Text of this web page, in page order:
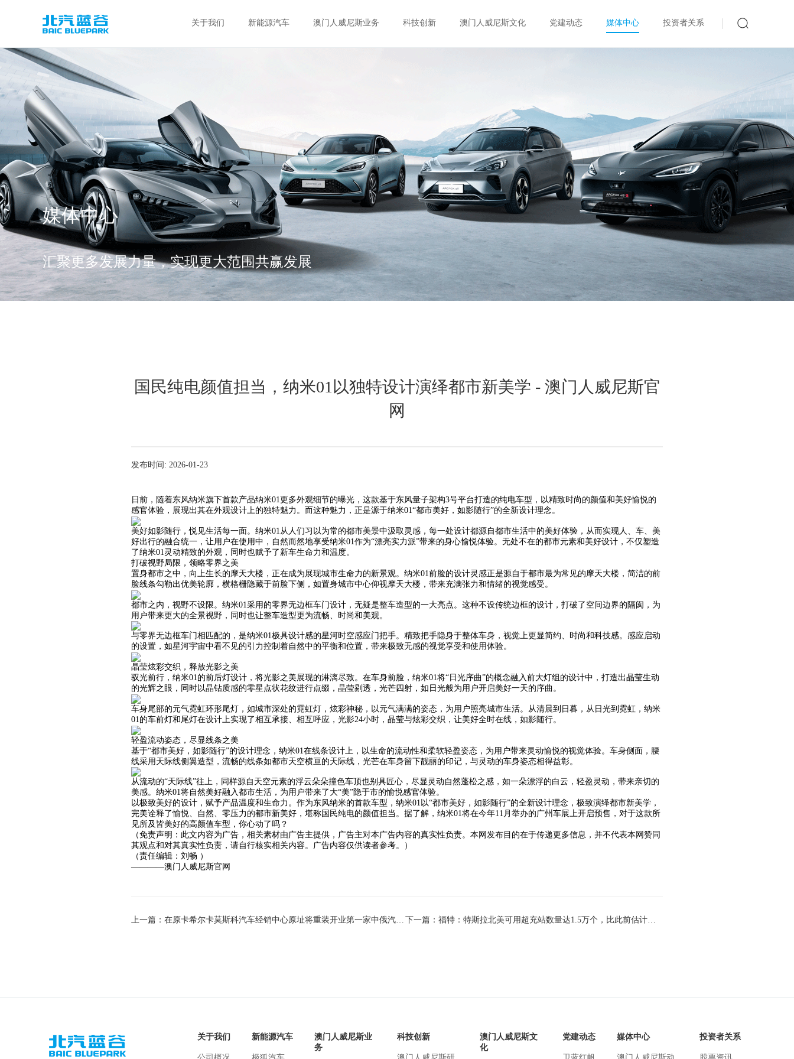
关于我们 新能源汽车 澳门人威尼斯业务 科技创新 澳门人威尼斯文化 党建动态 媒体中心 投资者关系
媒体中心
汇聚更多发展力量，实现更大范围共赢发展
国民纯电颜值担当，纳米01以独特设计演绎都市新美学 - 澳门人威尼斯官
网
发布时间: 2026-01-23
日前，随着东风纳米旗下首款产品纳米01更多外观细节的曝光，这款基于东风量子架构3号平台打造的纯电车型，以精致时尚的颜值和美好愉悦的
感官体验，展现出其在外观设计上的独特魅力。而这种魅力，正是源于纳米01“都市美好，如影随行”的全新设计理念。
美好如影随行，悦见生活每一面。纳米01从人们习以为常的都市美景中汲取灵感，每一处设计都源自都市生活中的美好体验，从而实现人、车、美
好出行的融合统一，让用户在使用中，自然而然地享受纳米01作为“漂亮实力派”带来的身心愉悦体验。无处不在的都市元素和美好设计，不仅塑造
了纳米01灵动精致的外观，同时也赋予了新车生命力和温度。
打破视野局限，领略零界之美
置身都市之中，向上生长的摩天大楼，正在成为展现城市生命力的新景观。纳米01前脸的设计灵感正是源自于都市最为常见的摩天大楼，简洁的前
脸线条勾勒出优美轮廓，横格栅隐藏于前脸下侧，如置身城市中心仰视摩天大楼，带来充满张力和情绪的视觉感受。
都市之内，视野不设限。纳米01采用的零界无边框车门设计，无疑是整车造型的一大亮点。这种不设传统边框的设计，打破了空间边界的隔阂，为
用户带来更大的全景视野，同时也让整车造型更为流畅、时尚和美观。
与零界无边框车门相匹配的，是纳米01极具设计感的星河时空感应门把手。精致把手隐身于整体车身，视觉上更显简约、时尚和科技感。感应启动
的设置，如星河宇宙中看不见的引力控制着自然中的平衡和位置，带来极致无感的视觉享受和使用体验。
晶莹炫彩交织，释放光影之美
驭光前行，纳米01的前后灯设计，将光影之美展现的淋漓尽致。在车身前脸，纳米01将“日光序曲”的概念融入前大灯组的设计中，打造出晶莹生动
的光辉之眼，同时以晶钻质感的零星点状花纹进行点缀，晶莹剔透，光芒四射，如日光般为用户开启美好一天的序曲。
车身尾部的元气霓虹环形尾灯，如城市深处的霓虹灯，炫彩神秘，以元气满满的姿态，为用户照亮城市生活。从清晨到日暮，从日光到霓虹，纳米
01的车前灯和尾灯在设计上实现了相互承接、相互呼应，光影24小时，晶莹与炫彩交织，让美好全时在线，如影随行。
轻盈流动姿态，尽显线条之美
基于“都市美好，如影随行”的设计理念，纳米01在线条设计上，以生命的流动性和柔软轻盈姿态，为用户带来灵动愉悦的视觉体验。车身侧面，腰
线采用天际线侧翼造型，流畅的线条如都市天空横亘的天际线，光芒在车身留下靓丽的印记，与灵动的车身姿态相得益彰。
从流动的“天际线”往上，同样源自天空元素的浮云朵朵撞色车顶也别具匠心，尽显灵动自然蓬松之感，如一朵漂浮的白云，轻盈灵动，带来亲切的
美感。纳米01将自然美好融入都市生活，为用户带来了大“美”隐于市的愉悦感官体验。
以极致美好的设计，赋予产品温度和生命力。作为东风纳米的首款车型，纳米01以“都市美好，如影随行”的全新设计理念，极致演绎都市新美学，
完美诠释了愉悦、自然、零压力的都市新美好，堪称国民纯电的颜值担当。据了解，纳米01将在今年11月举办的广州车展上开启预售，对于这款所
见所及皆美好的高颜值车型，你心动了吗？
（免责声明：此文内容为广告，相关素材由广告主提供，广告主对本广告内容的真实性负责。本网发布目的在于传递更多信息，并不代表本网赞同
其观点和对其真实性负责，请自行核实相关内容。广告内容仅供读者参考。）
（责任编辑：刘畅 ）
————澳门人威尼斯官网
上一篇：在原卡希尔卡莫斯科汽车经销中心原址将重装开业第一家中俄汽车经销中心 - 澳门人威尼斯官网 下一篇：福特：特斯拉北美可用超充站数量达1.5万个，比此前估计的增加25% - 澳门人威尼斯官网
关于我们 新能源汽车
澳门人威尼斯业
务
科技创新
澳门人威尼斯文
化
党建动态 媒体中心 投资者关系